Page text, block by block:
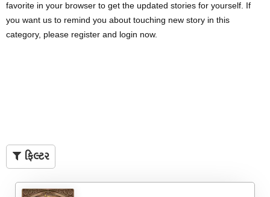
favorite in your browser to get the updated stories for yourself. If
you want us to remind you about touching new story in this
category, please register and login now.
ફિલ્ટર